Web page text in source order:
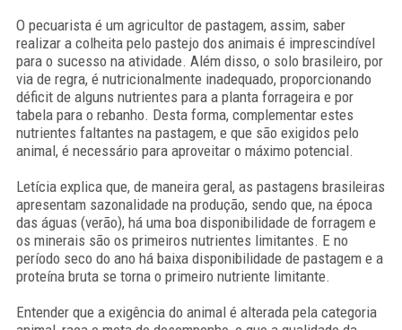
O pecuarista é um agricultor de pastagem, assim, saber
realizar a colheita pelo pastejo dos animais é imprescindível
para o sucesso na atividade. Além disso, o solo brasileiro, por
via de regra, é nutricionalmente inadequado, proporcionando
déficit de alguns nutrientes para a planta forrageira e por
tabela para o rebanho. Desta forma, complementar estes
nutrientes faltantes na pastagem, e que são exigidos pelo
animal, é necessário para aproveitar o máximo potencial.
Letícia explica que, de maneira geral, as pastagens brasileiras
apresentam sazonalidade na produção, sendo que, na época
das águas (verão), há uma boa disponibilidade de forragem e
os minerais são os primeiros nutrientes limitantes. E no
período seco do ano há baixa disponibilidade de pastagem e a
proteína bruta se torna o primeiro nutriente limitante.
Entender que a exigência do animal é alterada pela categoria